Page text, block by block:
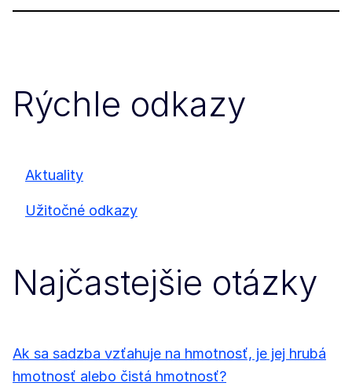
Rýchle odkazy
Aktuality
Užitočné odkazy
Najčastejšie otázky
Ak sa sadzba vzťahuje na hmotnosť, je jej hrubá
hmotnosť alebo čistá hmotnosť?